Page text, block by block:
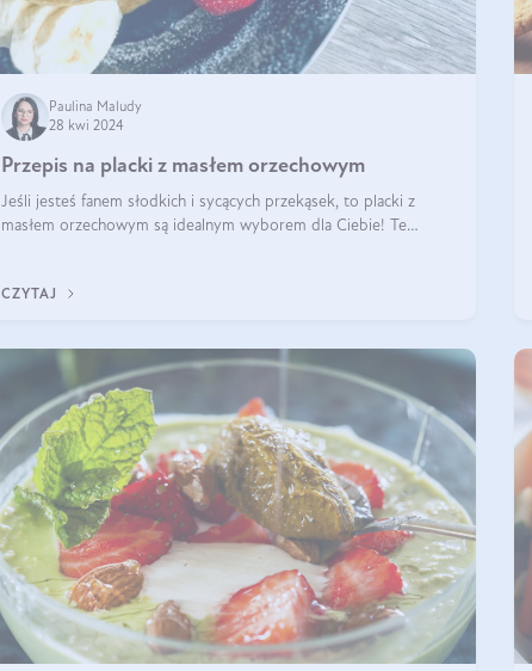
Paulina Maludy
28 kwi 2024
Przepis na placki z masłem orzechowym
Jeśli jesteś fanem słodkich i sycących przekąsek, to placki z
masłem orzechowym są idealnym wyborem dla Ciebie! Te
CZYTAJ